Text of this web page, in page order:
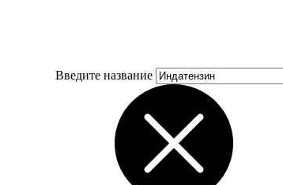
Введите название